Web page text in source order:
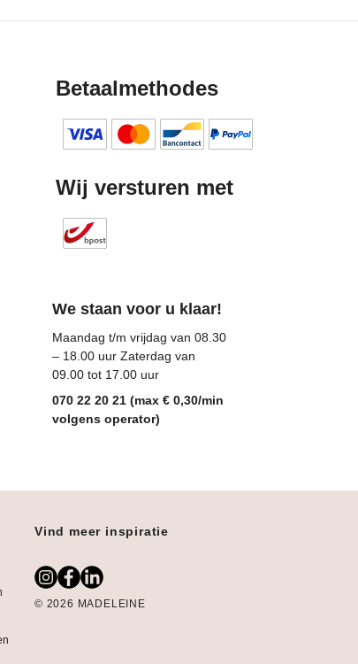
Betaalmethodes
Wij versturen met
We staan voor u klaar!
Maandag t/m vrijdag van 08.30
– 18.00 uur Zaterdag van
09.00 tot 17.00 uur
070 22 20 21 (max € 0,30/min
volgens operator)
Vind meer inspiratie
© 2026 MADELEINE